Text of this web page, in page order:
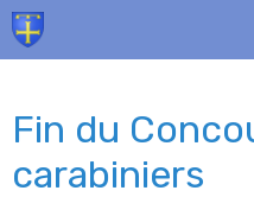
Fin du
carabiniers